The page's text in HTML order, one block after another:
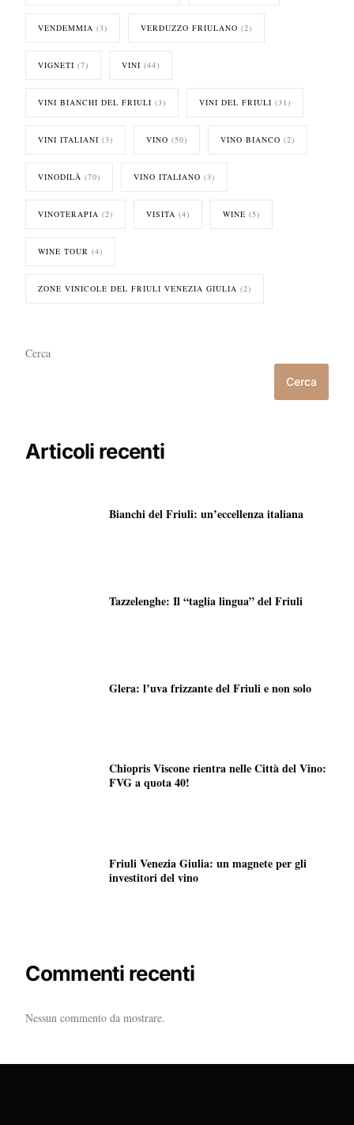
VENDEMMIA (3) VERDUZZO FRIULANO (2)
VIGNETI (7) VINI (44)
VINI BIANCHI DEL FRIULI (3) VINI DEL FRIULI (31)
VINI ITALIANI (3) VINO (50) VINO BIANCO (2)
VINODILÀ (70) VINO ITALIANO (3)
VINOTERAPIA (2) VISITA (4) WINE (5)
WINE TOUR (4)
ZONE VINICOLE DEL FRIULI VENEZIA GIULIA (2)
Cerca
Cerca
Articoli recenti
Bianchi del Friuli: un’eccellenza italiana
Tazzelenghe: Il “taglia lingua” del Friuli
Glera: l’uva frizzante del Friuli e non solo
Chiopris Viscone rientra nelle Città del Vino:
FVG a quota 40!
Friuli Venezia Giulia: un magnete per gli
investitori del vino
Commenti recenti
Nessun commento da mostrare.